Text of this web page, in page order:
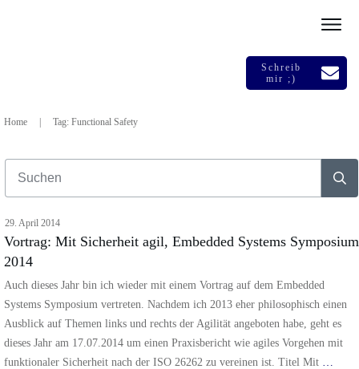
Schreib
mir ;)
Home Tag: Functional Safety
29. April 2014
Vortrag: Mit Sicherheit agil, Embedded Systems Symposium
2014
Auch dieses Jahr bin ich wieder mit einem Vortrag auf dem Embedded
Systems Symposium vertreten. Nachdem ich 2013 eher philosophisch einen
Ausblick auf Themen links und rechts der Agilität angeboten habe, geht es
dieses Jahr am 17.07.2014 um einen Praxisbericht wie agiles Vorgehen mit
funktionaler Sicherheit nach der ISO 26262 zu vereinen ist. Titel Mit …